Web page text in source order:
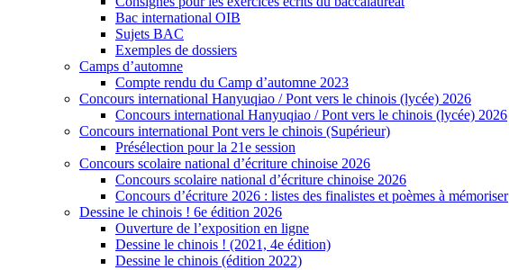
Bac international OIB
Sujets BAC
Exemples de dossiers
Camps d’automne
Compte rendu du Camp d’automne 2023
Concours international Hanyuqiao / Pont vers le chinois (lycée) 2026
Concours international Hanyuqiao / Pont vers le chinois (lycée) 2026
Concours international Pont vers le chinois (Supérieur)
Présélection pour la 21e session
Concours scolaire national d’écriture chinoise 2026
Concours scolaire national d’écriture chinoise 2026
Concours d’écriture 2026 : listes des finalistes et poèmes à mémoriser
Dessine le chinois ! 6e édition 2026
Ouverture de l’exposition en ligne
Dessine le chinois ! (2021, 4e édition)
Dessine le chinois (édition 2022)